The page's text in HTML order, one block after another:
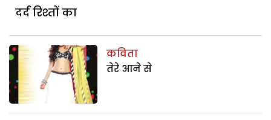
दर्द रिश्तों का
कविता
तेरे आने से